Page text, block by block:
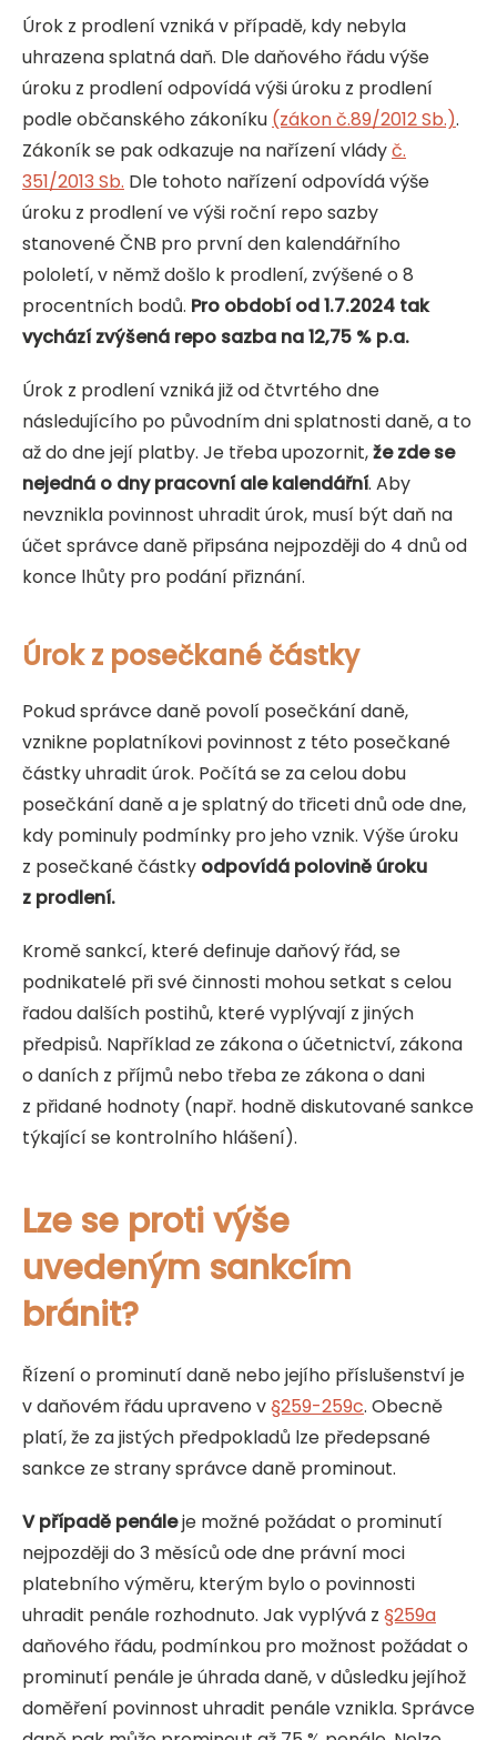
Úrok z prodlení vzniká v případě, kdy nebyla
uhrazena splatná daň. Dle daňového řádu výše
úroku z prodlení odpovídá výši úroku z prodlení
podle občanského zákoníku (zákon č.89/2012 Sb.).
Zákoník se pak odkazuje na nařízení vládyč.
351/2013 Sb. Dle tohoto nařízení odpovídá výše
úroku z prodlení ve výši roční repo sazby
stanovené ČNB pro první den kalendářního
pololetí, v němž došlo k prodlení, zvýšené o 8
procentních bodů. Pro období od 1.7.2024 tak
vychází zvýšená repo sazba na 12,75 % p.a.
Úrok z prodlení vzniká již od čtvrtého dne
následujícího po původním dni splatnosti daně, a to
až do dne její platby. Je třeba upozornit,že zde se
nejedná o dny pracovní ale kalendářní. Aby
nevznikla povinnost uhradit úrok, musí být daň na
účet správce daně připsána nejpozději do 4 dnů od
konce lhůty pro podání přiznání.
Úrok z posečkané částky
Pokud správce daně povolí posečkání daně,
vznikne poplatníkovi povinnost z této posečkané
částky uhradit úrok. Počítá se za celou dobu
posečkání daně a je splatný do třiceti dnů ode dne,
kdy pominuly podmínky pro jeho vznik. Výše úroku
z posečkané částky odpovídá polovině úroku
z prodlení.
Kromě sankcí, které definuje daňový řád, se
podnikatelé při své činnosti mohou setkat s celou
řadou dalších postihů, které vyplývají z jiných
předpisů. Například ze zákona o účetnictví, zákona
o daních z příjmů nebo třeba ze zákona o dani
z přidané hodnoty (např. hodně diskutované sankce
týkající se kontrolního hlášení).
Lze se proti výše
uvedeným sankcím
bránit?
Řízení o prominutí daně nebo jejího příslušenství je
v daňovém řádu upraveno v§259-259c. Obecně
platí, že za jistých předpokladů lze předepsané
sankce ze strany správce daně prominout.
V případě penáleje možné požádat o prominutí
nejpozději do 3 měsíců ode dne právní moci
platebního výměru, kterým bylo o povinnosti
uhradit penále rozhodnuto. Jak vyplývá z §259a
daňového řádu, podmínkou pro možnost požádat o
prominutí penále je úhrada daně, v důsledku jejíhož
doměření povinnost uhradit penále vznikla. Správce